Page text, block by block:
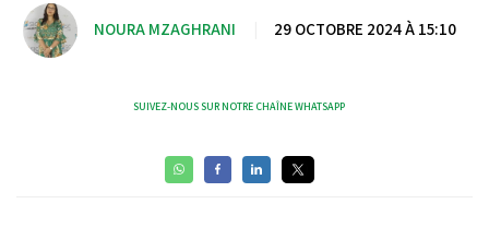
NOURA MZAGHRANI 29 OCTOBRE 2024 À 15:10
SUIVEZ-NOUS SUR NOTRE CHAÎNE WHATSAPP